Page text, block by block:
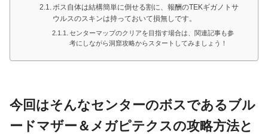
ボス自体は結構簡単に倒せる割に、報酬のTEKギガノトサ
ウルスのスキンは持っておいて損無しです。
センターマップのクリアを目指す場合は、関連記事も参
考にしながら洞窟攻略からスタートしてみましょう！
今回はそんなセンターのボスであるブル
ードマザー＆メガピテクスの攻略方法と